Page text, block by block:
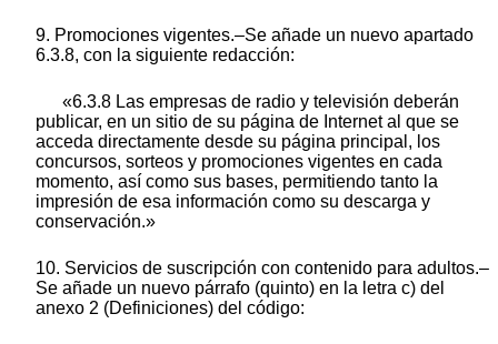
9. Promociones vigentes.–Se añade un nuevo apartado
6.3.8, con la siguiente redacción:
«6.3.8 Las empresas de radio y televisión deberán
publicar, en un sitio de su página de Internet al que se
acceda directamente desde su página principal, los
concursos, sorteos y promociones vigentes en cada
momento, así como sus bases, permitiendo tanto la
impresión de esa información como su descarga y
conservación.»
10. Servicios de suscripción con contenido para adultos.–
Se añade un nuevo párrafo (quinto) en la letra c) del
anexo 2 (Definiciones) del código: